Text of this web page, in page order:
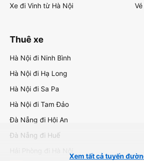
Xe đi Vinh từ Hà Nội
Thuê xe
Hà Nội đi Ninh Bình
Hà Nội đi Hạ Long
Hà Nội đi Sa Pa
Hà Nội đi Tam Đảo
Đà Nẵng đi Hội An
Đà Nẵng đi Huế
Xem tất cả tuyến